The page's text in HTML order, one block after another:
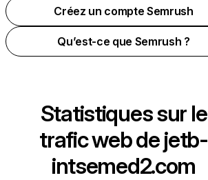
Créez un compte Semrush
Qu’est-ce que Semrush ?
Statistiques sur le
trafic web dejetb-
intsemed2.com